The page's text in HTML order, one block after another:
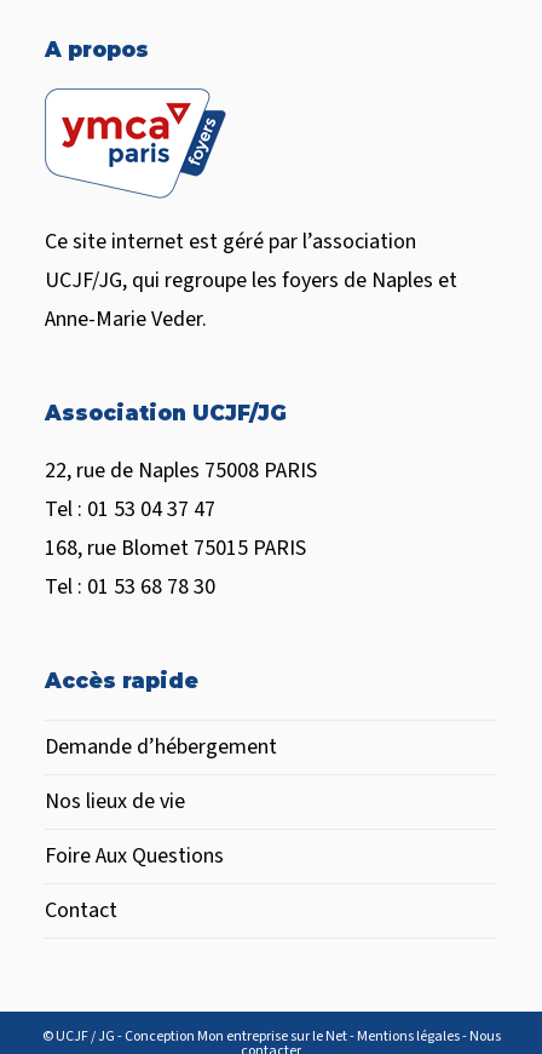
A propos
Ce site internet est géré par l’association
UCJF/JG, qui regroupe les foyers de Naples et
Anne-Marie Veder.
Association UCJF/JG
22, rue de Naples 75008 PARIS
Tel : 01 53 04 37 47
168, rue Blomet 75015 PARIS
Tel : 01 53 68 78 30
Accès rapide
Demande d’hébergement
Nos lieux de vie
Foire Aux Questions
Contact
© UCJF / JG - Conception Mon entreprise sur le Net-Mentions légales-Nous